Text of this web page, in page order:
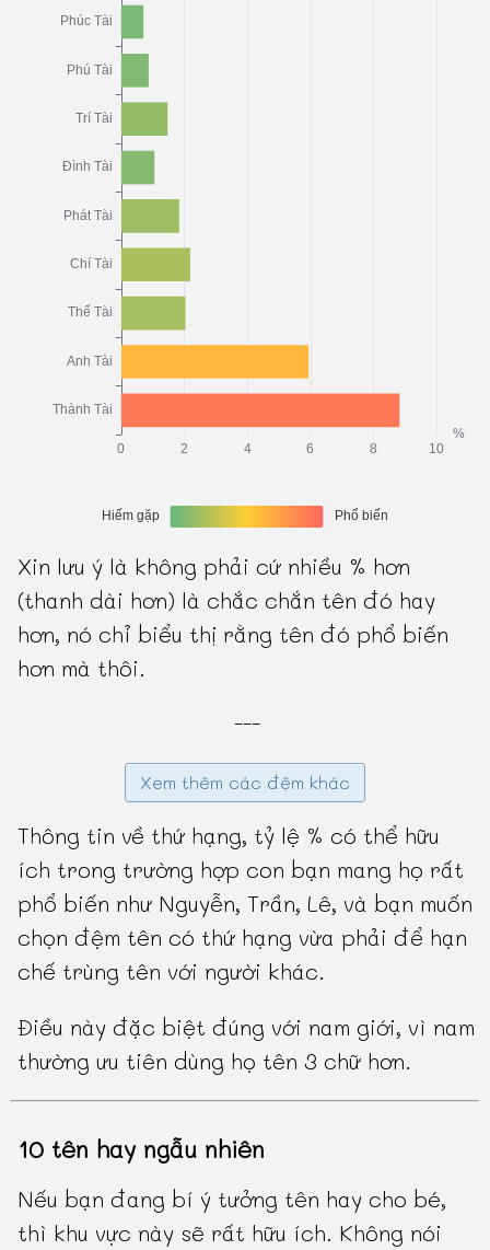
Xin lưu ý là không phải cứ nhiều % hơn
(thanh dài hơn) là chắc chắn tên đó hay
hơn, nó chỉ biểu thị rằng tên đó phổ biến
hơn mà thôi.
---
Xem thêm các đệm khác
Thông tin về thứ hạng, tỷ lệ % có thể hữu
ích trong trường hợp con bạn mang họ rất
phổ biến như Nguyễn, Trần, Lê, và bạn muốn
chọn đệm tên có thứ hạng vừa phải để hạn
chế trùng tên với người khác.
Điều này đặc biệt đúng với nam giới, vì nam
thường ưu tiên dùng họ tên 3 chữ hơn.
10 tên hay ngẫu nhiên
Nếu bạn đang bí ý tưởng tên hay cho bé,
thì khu vực này sẽ rất hữu ích. Không nói